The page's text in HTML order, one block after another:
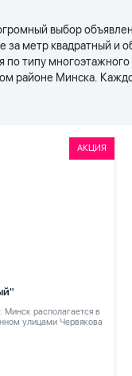
выбор
за метр квадратный
типу
районе Минска.
АКЦИЯ
располагается в
улицами Червякова